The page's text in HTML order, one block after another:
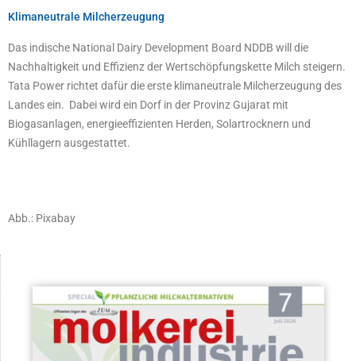
Klimaneutrale Milcherzeugung
Das indische National Dairy Development Board NDDB will die
Nachhaltigkeit und Effizienz der Wertschöpfungskette Milch steigern.
Tata Power richtet dafür die erste klimaneutrale Milcherzeugung des
Landes ein. Dabei wird ein Dorf in der Provinz Gujarat mit
Biogasanlagen, energieeffizienten Herden, Solartrocknern und
Kühllagern ausgestattet.
Abb.: Pixabay